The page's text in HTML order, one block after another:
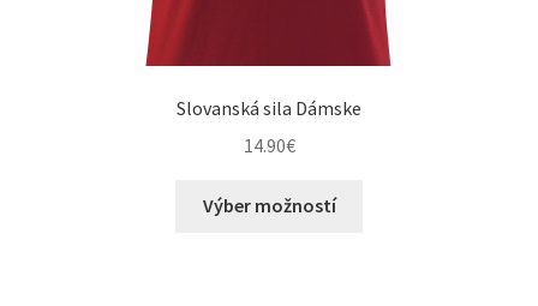
Slovanská sila Dámske
14.90€
Výber možností